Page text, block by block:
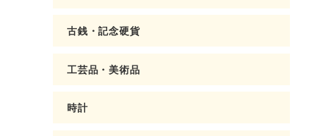
古銭・記念硬貨
工芸品・美術品
時計